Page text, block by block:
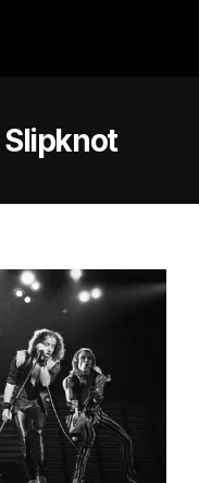
Slipknot